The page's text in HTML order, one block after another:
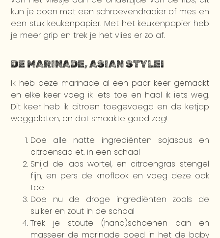
kun je doen met een schroevendraaier of mes en
een stuk keukenpapier. Met het keukenpapier heb
je meer grip en trek je het vlies er zo af.
DE MARINADE, ASIAN STYLE!
Ik heb deze marinade al een paar keer gemaakt
en elke keer voeg ik iets toe en haal ik iets weg.
Dit keer heb ik citroen toegevoegd en de ketjap
weggelaten, en dat smaakte goed zeg!
Doe alle natte ingrediënten sojasaus en
citroensap et. in een schaal
Snijd de laos wortel, en citroengras stengel
fijn, en pers de knoflook en voeg deze ook
toe
Doe nu de droge ingrediënten zoals de
suiker en zout in de schaal
Trek je stoute (hand)schoenen aan en
masseer de marinade goed in het de baby